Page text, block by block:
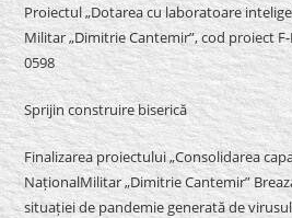
Proiectul „Dotarea cu laboratoare
Militar „Dimitrie Cantemir”, cod proiect
0598
Sprijin construire biserică
Finalizarea proiectului „Consolidarea
NaționalMilitar „Dimitrie Cantemir”
situației de pandemie generată de virusul